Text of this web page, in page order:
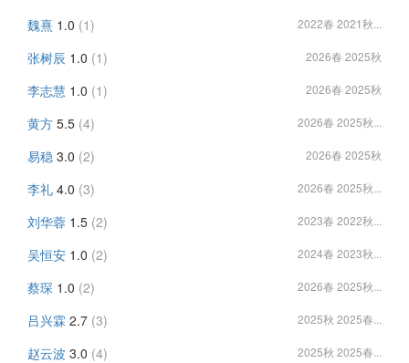
魏熹 1.0 (1) 2022春 2021秋...
张树辰 1.0 (1) 2026春 2025秋
李志慧 1.0 (1) 2026春 2025秋
黄方 5.5 (4) 2026春 2025秋...
易稳 3.0 (2) 2026春 2025秋
李礼 4.0 (3) 2026春 2025秋...
刘华蓉 1.5 (2) 2023春 2022秋...
吴恒安 1.0 (2) 2024春 2023秋...
蔡琛 1.0 (2) 2026春 2025秋...
吕兴霖 2.7 (3) 2025秋 2025春...
赵云波 3.0 (4) 2025秋 2025春...